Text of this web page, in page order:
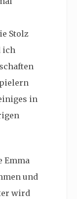
Stolz
ich
in
Emma
und
wird